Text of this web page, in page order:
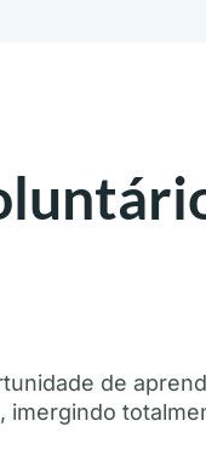
de
imergindo